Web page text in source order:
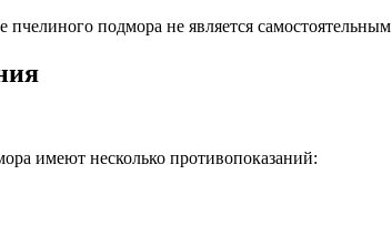
подмора не является
имеют несколько противопоказаний: